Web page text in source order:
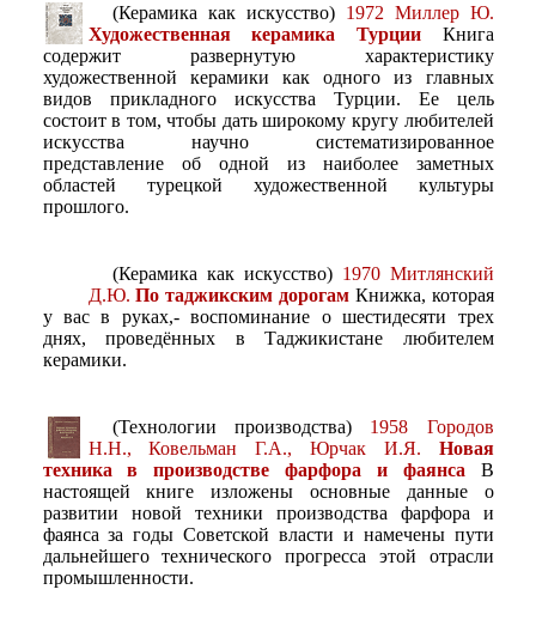
(Керамика как искусство) 1972 Миллер Ю.
Художественная керамика ТурцииКнига
содержит развернутую характеристику
художественной керамики как одного из главных
видов прикладного искусства Турции. Ее цель
состоит в том, чтобы дать широкому кругу любителей
искусства научно систематизированное
представление об одной из наиболее заметных
областей турецкой художественной культуры
прошлого.
(Керамика как искусство) 1970 Митлянский
Д.Ю.По таджикским дорогамКнижка, которая
у вас в руках,- воспоминание о шестидесяти трех
днях, проведённых в Таджикистане любителем
керамики.
(Технологии производства) 1958 Городов
Н.Н., Ковельман Г.А., Юрчак И.Я. Новая
техника в производстве фарфора и фаянса В
настоящей книге изложены основные данные о
развитии новой техники производства фарфора и
фаянса за годы Советской власти и намечены пути
дальнейшего технического прогресса этой отрасли
промышленности.